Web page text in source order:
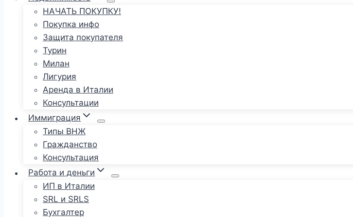
НАЧАТЬ ПОКУПКУ!
Покупка инфо
Защита покупателя
Турин
Милан
Лигурия
Аренда в Италии
Консультации
Иммиграция
Типы ВНЖ
Гражданство
Консультация
Работа и деньги
ИП в Италии
SRL и SRLS
Бухгалтер